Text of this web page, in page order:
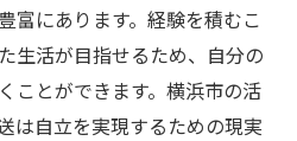
らしく自立する働き方の
貨物配送の自由な働き方
富にあります。経験を積むこ
生活が目指せるため、自分の
ことができます。横浜市の活
は自立を実現するための現実